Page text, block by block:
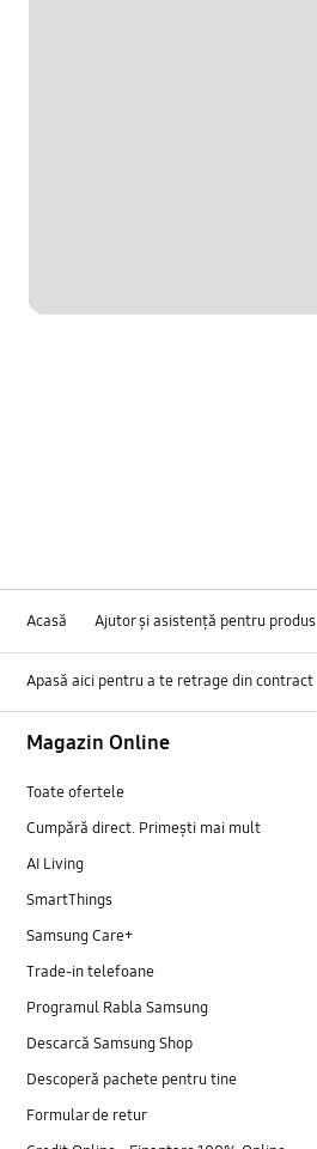
Acasă Ajutor și asistență pentru produs
Apasă aici pentru a te retrage din contract
Magazin Online
Toate ofertele
Cumpără direct. Primești mai mult
AI Living
SmartThings
Samsung Care+
Trade-in telefoane
Programul Rabla Samsung
Descarcă Samsung Shop
Descoperă pachete pentru tine
Formular de retur